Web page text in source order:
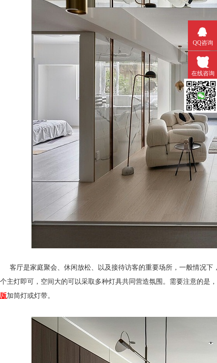
客厅是家庭聚会、休闲放松、以及接待访客的重要场所，一般情况下
个主灯即可，空间大的可以采取多种灯具共同营造氛围。需要注意的是
版加筒灯或灯带。
QQ咨询
在线咨询
微信扫一扫